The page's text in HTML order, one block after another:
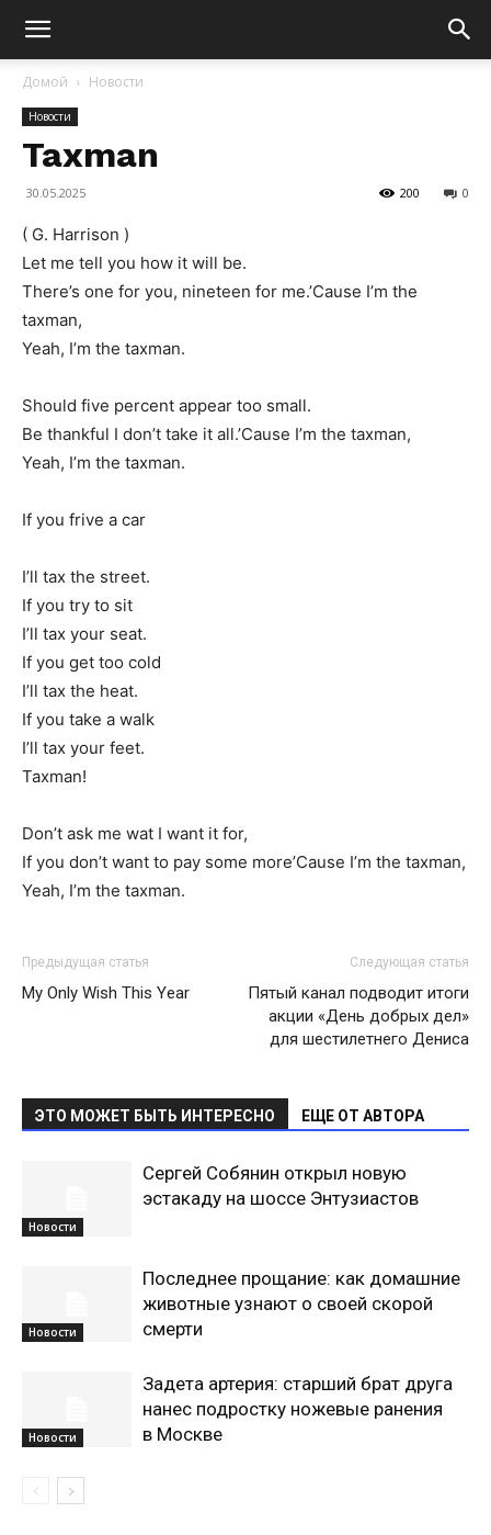
Домой Новости
Новости
Taxman
30.05.2025 0
200
( G. Harrison )
Let me tell you how it will be.
There’s one for you, nineteen for me.’Cause I’m the
taxman,
Yeah, I’m the taxman.
Should five percent appear too small.
Be thankful I don’t take it all.’Cause I’m the taxman,
Yeah, I’m the taxman.
If you frive a car
I’ll tax the street.
If you try to sit
I’ll tax your seat.
If you get too cold
I’ll tax the heat.
If you take a walk
I’ll tax your feet.
Taxman!
Don’t ask me wat I want it for,
If you don’t want to pay some more’Cause I’m the taxman,
Yeah, I’m the taxman.
Предыдущая статья
My Only Wish This Year
Следующая статья
Пятый канал подводит итоги
акции «День добрых дел»
для шестилетнего Дениса
ЭТО МОЖЕТ БЫТЬ ИНТЕРЕСНО ЕЩЕ ОТ АВТОРА
Новости
Сергей Собянин открыл новую
эстакаду на шоссе Энтузиастов
Новости
Последнее прощание: как домашние
животные узнают о своей скорой
смерти
Новости
Задета артерия: старший брат друга
нанес подростку ножевые ранения
в Москве